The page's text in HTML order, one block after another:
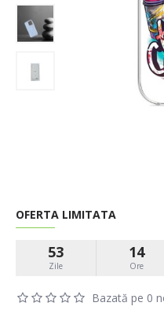
Bazată pe 0
OFERTA LIMITATA
53
Zile
14
Ore